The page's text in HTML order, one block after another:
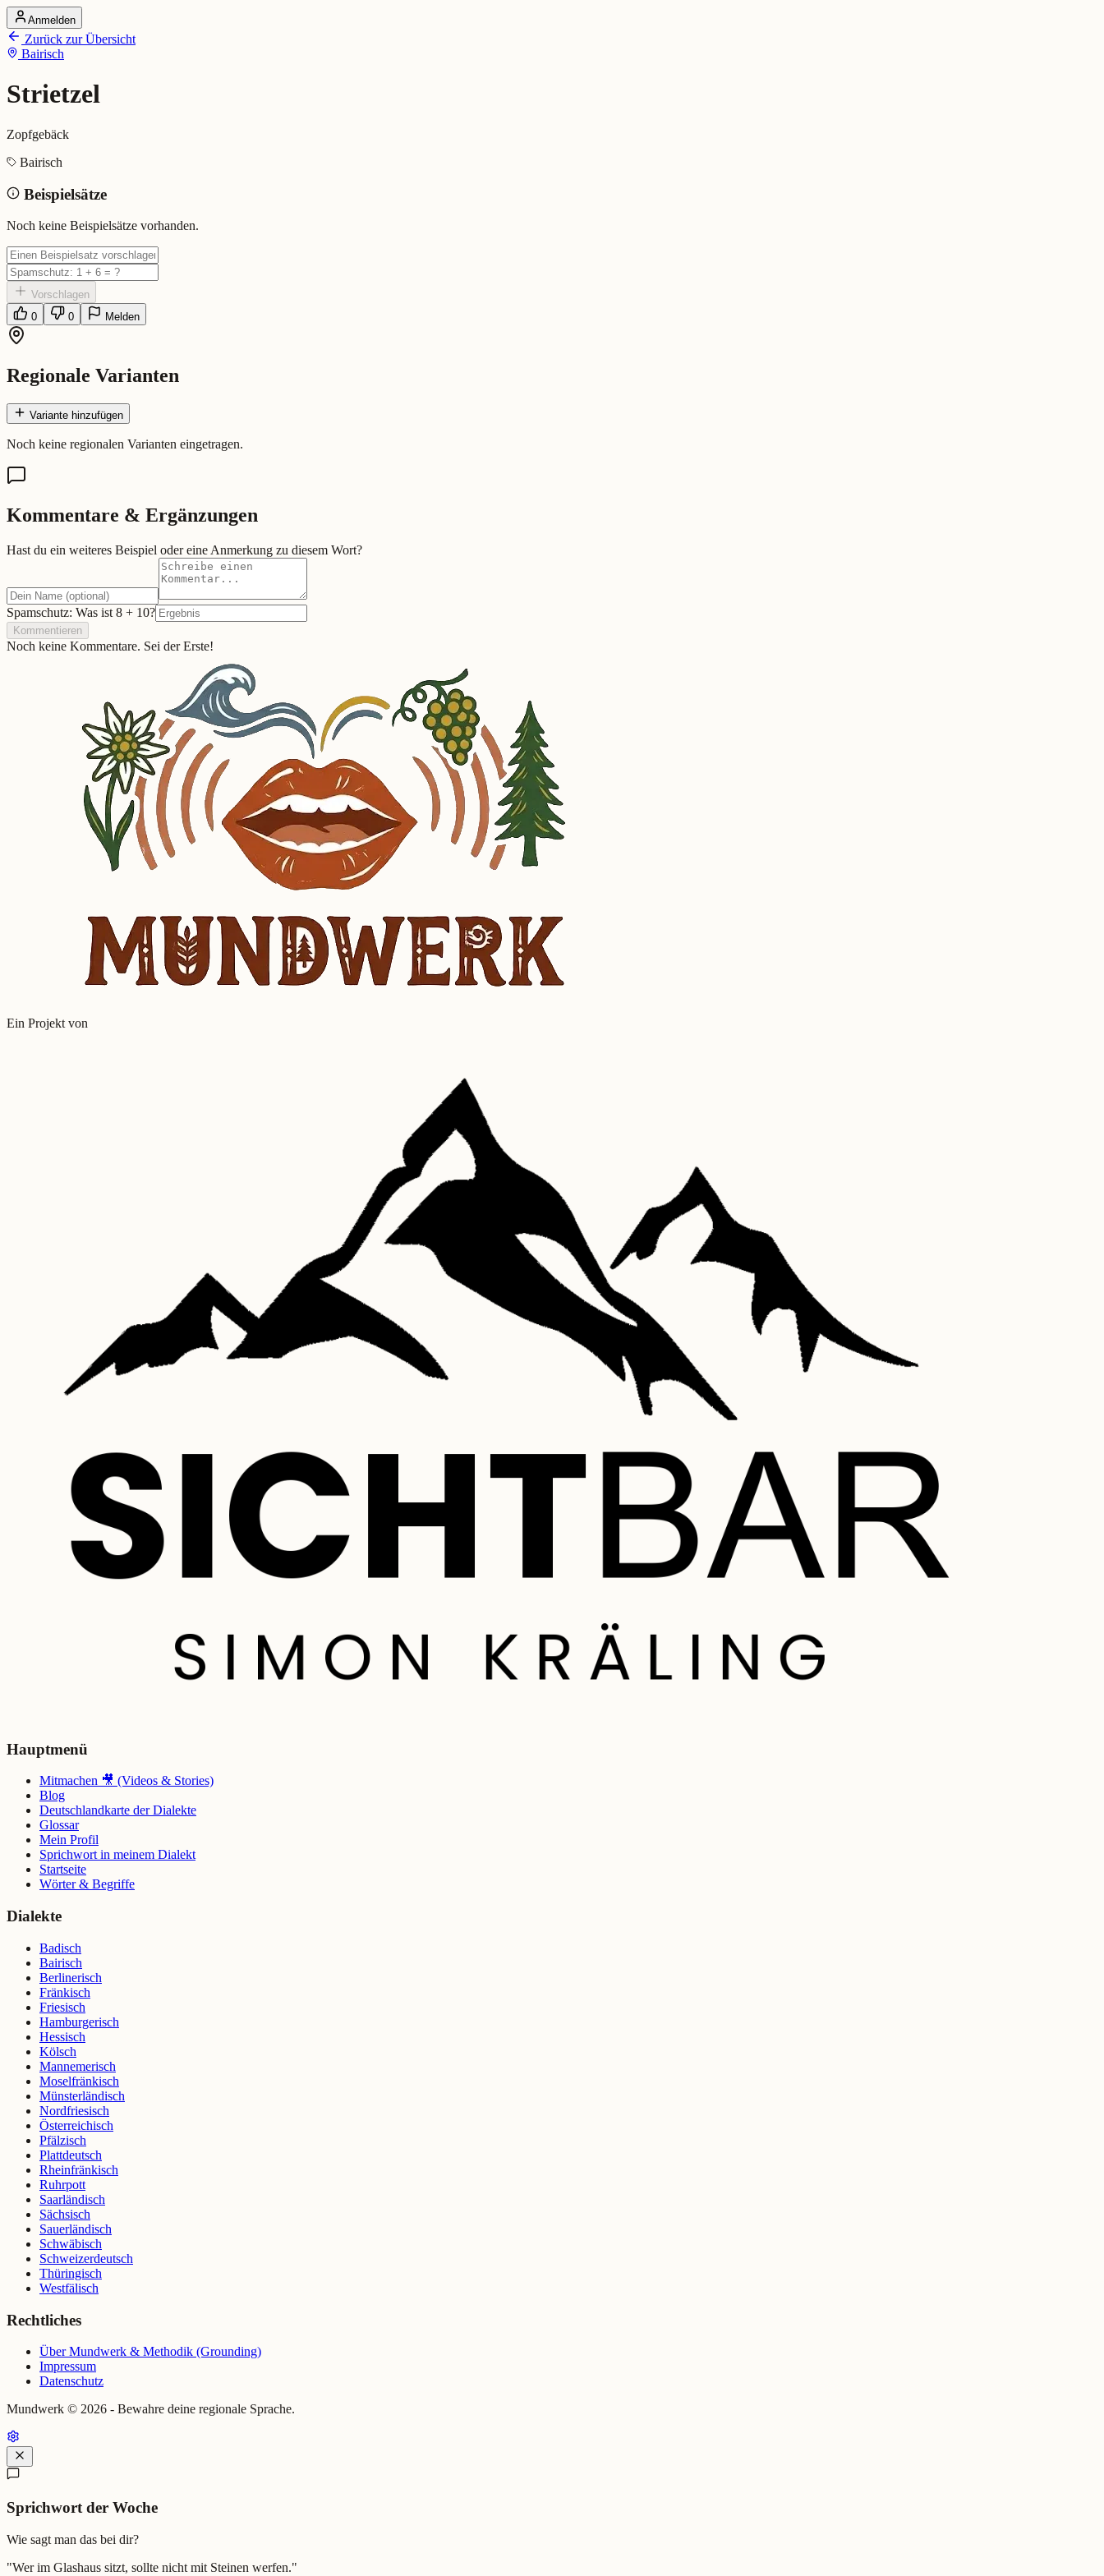
Startseite
Alle Dialekte
Dialekte vergleichen
Dialekt-Karte
Ranking
Strietzel (Bairisch)
Bedeutung: Zopfgebäck
Eingereicht von: Mundwerk Team
Anmelden
Zurück zur Übersicht
Bairisch
Strietzel
Zopfgebäck
Bairisch
Beispielsätze
Noch keine Beispielsätze vorhanden.
Vorschlagen
0
0 Melden
Regionale Varianten
Variante hinzufügen
Noch keine regionalen Varianten eingetragen.
Kommentare & Ergänzungen
Hast du ein weiteres Beispiel oder eine Anmerkung zu diesem Wort?
Spamschutz: Was ist 8 + 10?
Kommentieren
Noch keine Kommentare. Sei der Erste!
Ein Projekt von
Hauptmenü
Mitmachen 🎥 (Videos & Stories)
Blog
Deutschlandkarte der Dialekte
Glossar
Mein Profil
Sprichwort in meinem Dialekt
Startseite
Wörter & Begriffe
Dialekte
Badisch
Bairisch
Berlinerisch
Fränkisch
Friesisch
Hamburgerisch
Hessisch
Kölsch
Mannemerisch
Moselfränkisch
Münsterländisch
Nordfriesisch
Österreichisch
Pfälzisch
Plattdeutsch
Rheinfränkisch
Ruhrpott
Saarländisch
Sächsisch
Sauerländisch
Schwäbisch
Schweizerdeutsch
Thüringisch
Westfälisch
Rechtliches
Über Mundwerk & Methodik (Grounding)
Impressum
Datenschutz
Mundwerk © 2026 - Bewahre deine regionale Sprache.
Sprichwort der Woche
Wie sagt man das bei dir?
"Wer im Glashaus sitzt, sollte nicht mit Steinen werfen."